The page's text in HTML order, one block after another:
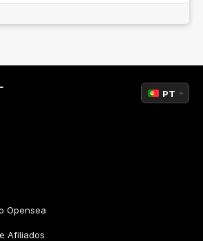
Opensea
Afiliados
PT